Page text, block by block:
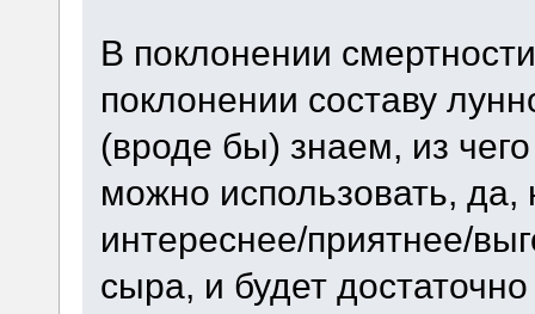
В поклонении
поклонении составу
(вроде бы) знаем, из
можно использовать,
интереснее/приятнее/
сыра, и будет